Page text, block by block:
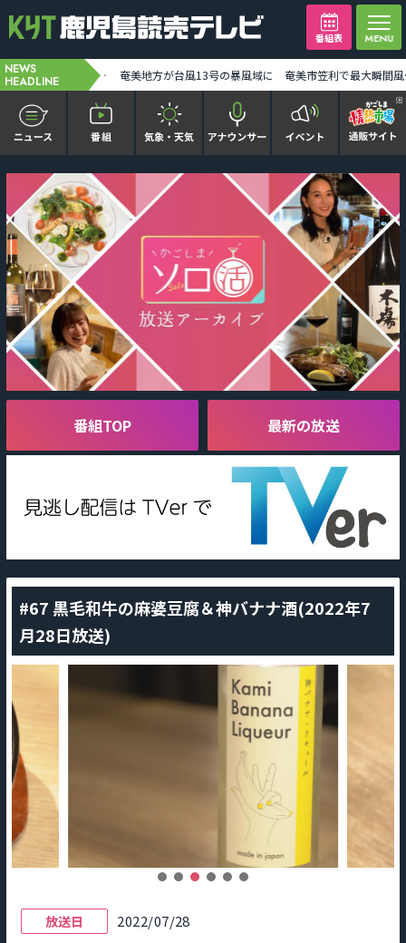
番組表
NEWS
HEADLINE 店長も、客も、みんな子ども！「きりしまキッズフリマ」に出店した姉妹に密着 [2026-08-06 19:41:00] 台風13号奄美地方の一部が暴風域に 7日朝から昼前にかけ奄美地方に最接近か 線状降水帯発生の恐れも [2026-08-07 00:00:00]
かごピタ FAMILIAR
KYT news every かごしま
かごしまソロ活
It推しTV
番組表を見る
番組TOP 最新の放送
#67 黒毛和牛の麻婆豆腐＆神バナナ酒(2022年7
月28日放送)
放送日 2022/07/28